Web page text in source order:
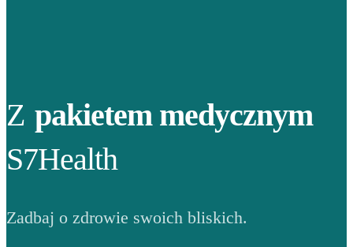
Z pakietem medycznym
S7Health
Zadbaj o zdrowie swoich bliskich.